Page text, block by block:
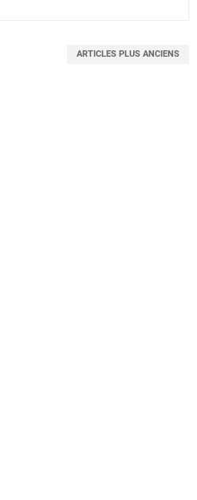
ARTICLES PLUS ANCIENS